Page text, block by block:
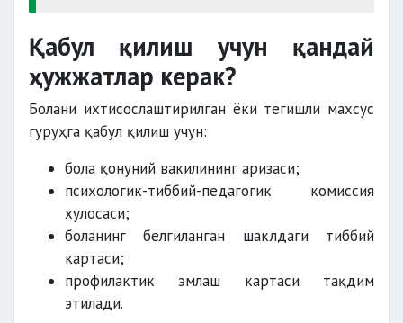
Қабул қилиш учун қандай
ҳужжатлар керак?
Болани ихтисослаштирилган ёки тегишли махсус
гуруҳга қабул қилиш учун:
бола қонуний вакилининг аризаси;
психологик-тиббий-педагогик комиссия
хулосаси;
боланинг белгиланган шаклдаги тиббий
картаси;
профилактик эмлаш картаси тақдим
этилади.